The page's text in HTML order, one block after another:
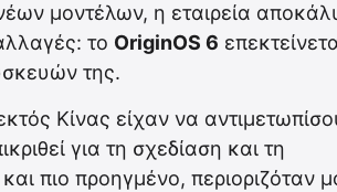
μοντέλων, η εταιρεία
το OriginOS 6
της.
Κίνας είχαν να
για τη σχεδίαση και τη
πιο προηγμένο, περιοριζόταν